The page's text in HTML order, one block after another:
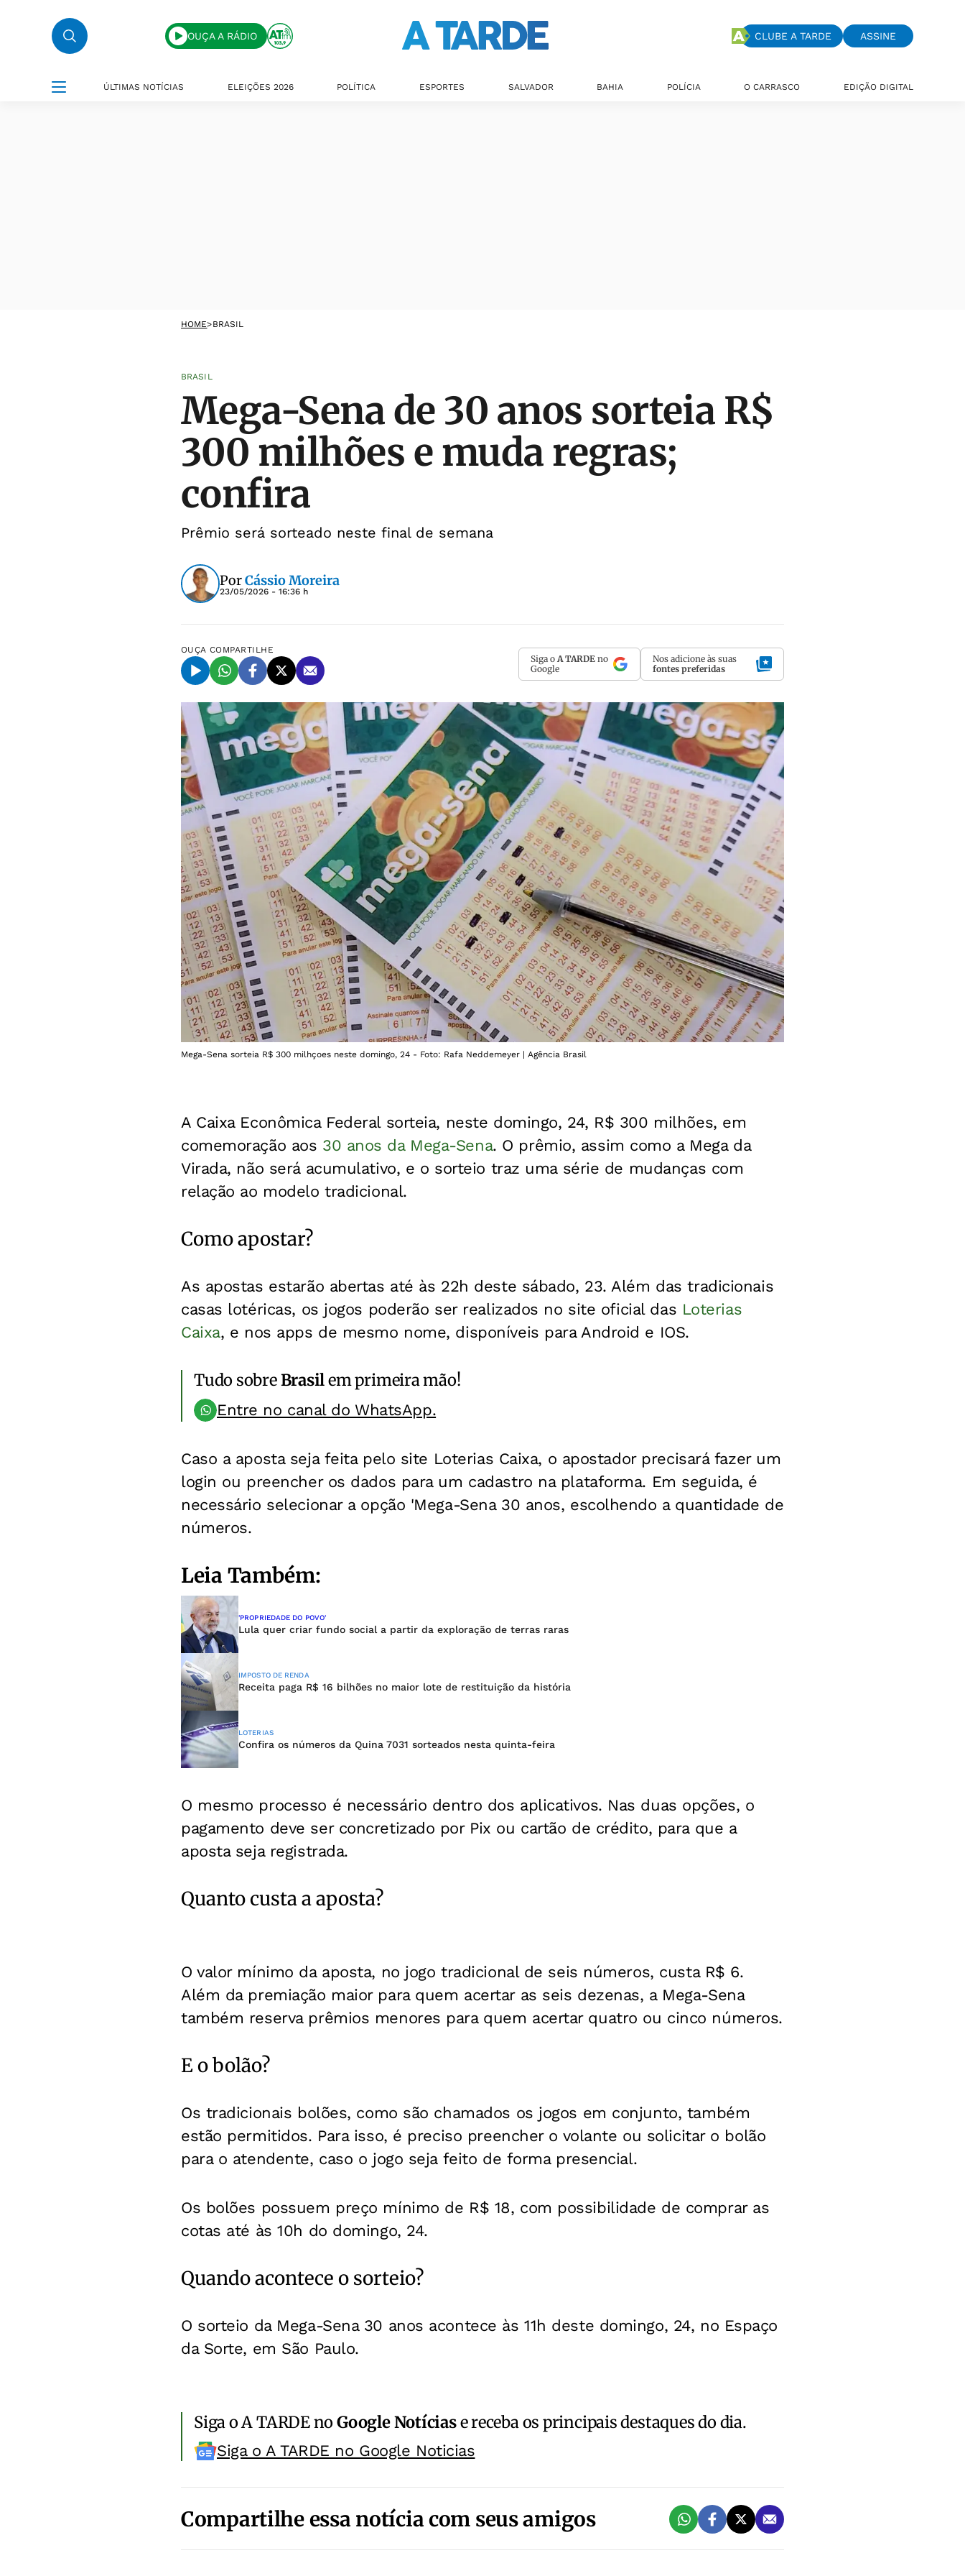
OUÇA A RÁDIO CLUBE A TARDE ASSINE
ÚLTIMAS NOTÍCIAS ELEIÇÕES 2026 POLÍTICA ESPORTES SALVADOR BAHIA POLÍCIA O CARRASCO EDIÇÃO DIGITAL
HOME>BRASIL
BRASIL
Mega-Sena de 30 anos sorteia R$
300 milhões e muda regras;
confira
Prêmio será sorteado neste final de semana
PorCássio Moreira
23/05/2026 - 16:36 h
OUÇA COMPARTILHE
Siga o A TARDE no
Google
Nos adicione às suas
fontes preferidas
Mega-Sena sorteia R$ 300 milhçoes neste domingo, 24 - Foto: Rafa Neddemeyer | Agência Brasil
A Caixa Econômica Federal sorteia, neste domingo, 24, R$ 300 milhões, em
comemoração aos 30 anos da Mega-Sena. O prêmio, assim como a Mega da
Virada, não será acumulativo, e o sorteio traz uma série de mudanças com
relação ao modelo tradicional.
Como apostar?
As apostas estarão abertas até às 22h deste sábado, 23. Além das tradicionais
casas lotéricas, os jogos poderão ser realizados no site oficial das Loterias
Caixa, e nos apps de mesmo nome, disponíveis para Android e IOS.
Tudo sobreBrasilem primeira mão!
Entre no canal do WhatsApp.
Caso a aposta seja feita pelo site Loterias Caixa, o apostador precisará fazer um
login ou preencher os dados para um cadastro na plataforma. Em seguida, é
necessário selecionar a opção 'Mega-Sena 30 anos, escolhendo a quantidade de
números.
Leia Também:
'PROPRIEDADE DO POVO'
Lula quer criar fundo social a partir da exploração de terras raras
IMPOSTO DE RENDA
Receita paga R$ 16 bilhões no maior lote de restituição da história
LOTERIAS
Confira os números da Quina 7031 sorteados nesta quinta-feira
O mesmo processo é necessário dentro dos aplicativos. Nas duas opções, o
pagamento deve ser concretizado por Pix ou cartão de crédito, para que a
aposta seja registrada.
Quanto custa a aposta?
O valor mínimo da aposta, no jogo tradicional de seis números, custa R$ 6.
Além da premiação maior para quem acertar as seis dezenas, a Mega-Sena
também reserva prêmios menores para quem acertar quatro ou cinco números.
E o bolão?
Os tradicionais bolões, como são chamados os jogos em conjunto, também
estão permitidos. Para isso, é preciso preencher o volante ou solicitar o bolão
para o atendente, caso o jogo seja feito de forma presencial.
Os bolões possuem preço mínimo de R$ 18, com possibilidade de comprar as
cotas até às 10h do domingo, 24.
Quando acontece o sorteio?
O sorteio da Mega-Sena 30 anos acontece às 11h deste domingo, 24, no Espaço
da Sorte, em São Paulo.
Siga o A TARDE noGoogle Notíciase receba os principais destaques do dia.
Siga o A TARDE no Google Noticias
Compartilhe essa notícia com seus amigos